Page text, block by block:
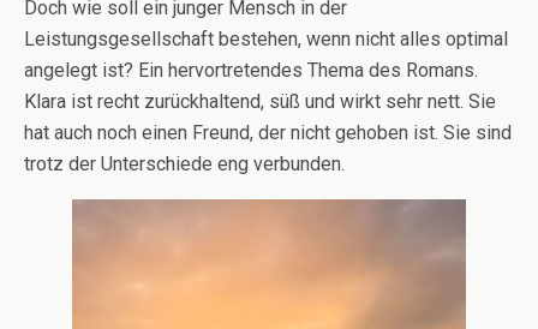
Doch wie soll ein junger Mensch in der
Leistungsgesellschaft bestehen, wenn nicht alles optimal
angelegt ist? Ein hervortretendes Thema des Romans.
Klara ist recht zurückhaltend, süß und wirkt sehr nett. Sie
hat auch noch einen Freund, der nicht gehoben ist. Sie sind
trotz der Unterschiede eng verbunden.